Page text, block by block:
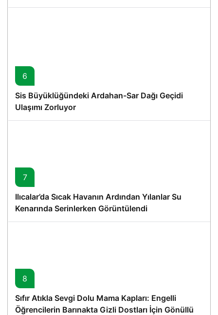
6
Sis Büyüklüğündeki Ardahan-Sar Dağı Geçidi
Ulaşımı Zorluyor
7
Ilıcalar’da Sıcak Havanın Ardından Yılanlar Su
Kenarında Serinlerken Görüntülendi
8
Sıfır Atıkla Sevgi Dolu Mama Kapları: Engelli
Öğrencilerin Barınakta Gizli Dostları İçin Gönüllü